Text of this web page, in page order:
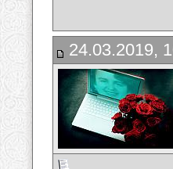
24.03.2019,